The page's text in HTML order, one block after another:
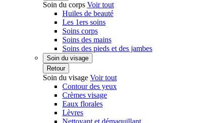
Soin du corps Voir tout
Huiles de beauté
Les 1ers soins
Soins corps
Soins des mains
Soins des pieds et des jambes
Soin du visage
Retour
Soin du visage Voir tout
Contour des yeux
Crèmes visage
Eaux florales
Lèvres
Nettoyant et démaquillant